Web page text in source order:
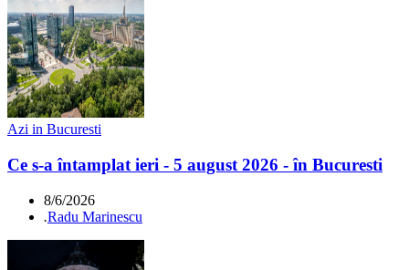
Azi in Bucuresti
Ce s-a întamplat ieri - 5 august 2026 - în Bucuresti
8/6/2026
.Radu Marinescu